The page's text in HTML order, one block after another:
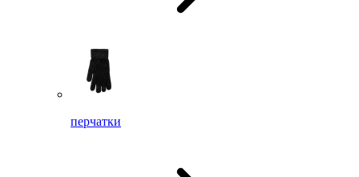
перчатки